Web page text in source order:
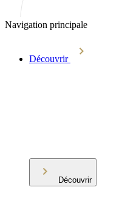
Navigation principale
Découvrir
Découvrir